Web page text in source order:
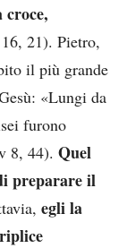
21). Pietro,
il più grande
«Lungi da
furono
8, 44). Quel
preparare il
egli la